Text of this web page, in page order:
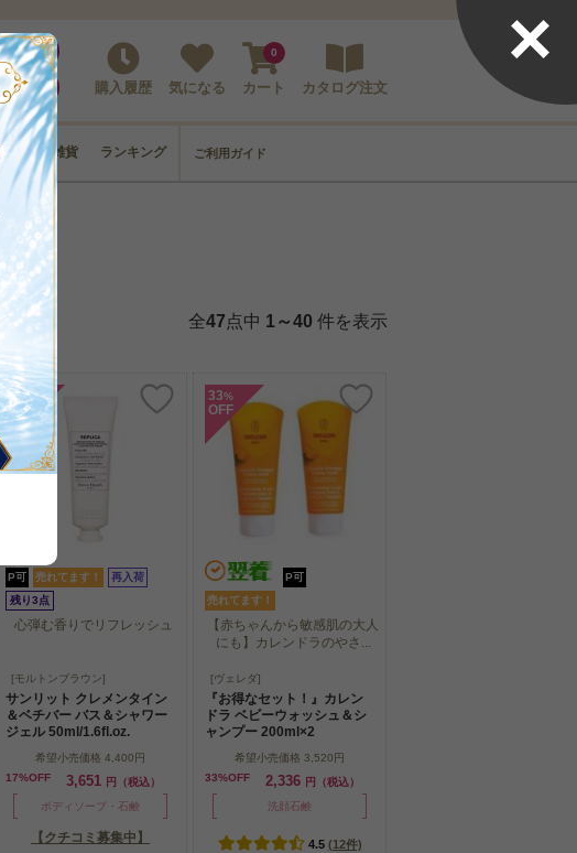
イン
登録 購入履歴 気になる カート
0
カタログ注文
コフレ･雑貨 ランキング ご利用ガイド
×
全47点中 1～40 件を表示
17%
OFF
P可 売れてます！
再入荷
残り3点
心弾む香りでリフレッシュ
心弾む香りでリフレッシュ
[モルトンブラウン]
サンリット クレメンタイン
＆ベチバー バス＆シャワー
ジェル 50ml/1.6fl.oz.
希望小売価格 4,400円
17%OFF
3,651 円（税込）
ボディソープ・石鹸
【クチコミ募集中】
33%
OFF
P可
売れてます！
【赤ちゃんから敏感肌の大人
にも】カレンドラのやさ...
【赤ちゃんから敏感肌の大人
にも】カレンドラのやさ...
[ヴェレダ]
『お得なセット！』カレン
ドラ ベビーウォッシュ＆シ
ャンプー 200ml×2
希望小売価格 3,520円
33%OFF
2,336 円（税込）
洗顔石鹸
4.5 (12件)